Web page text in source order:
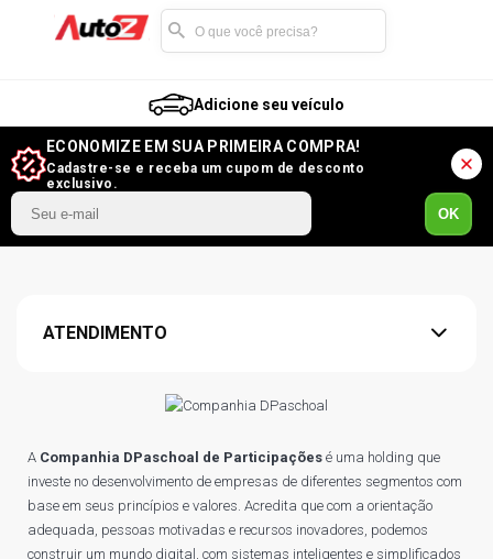
Adicione seu veículo
ECONOMIZE EM SUA PRIMEIRA COMPRA!
Cadastre-se e receba um cupom de desconto
exclusivo.
OK
ATENDIMENTO
A Companhia DPaschoal de Participações é uma holding que
investe no desenvolvimento de empresas de diferentes segmentos com
base em seus princípios e valores. Acredita que com a orientação
adequada, pessoas motivadas e recursos inovadores, podemos
construir um mundo digital, com sistemas inteligentes e simplificados